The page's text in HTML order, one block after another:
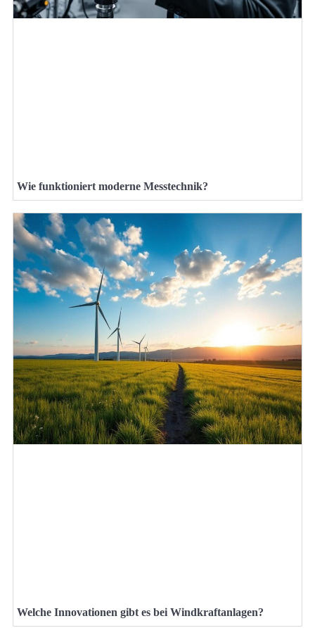
Wie funktioniert moderne Messtechnik?
Welche Innovationen gibt es bei Windkraftanlagen?